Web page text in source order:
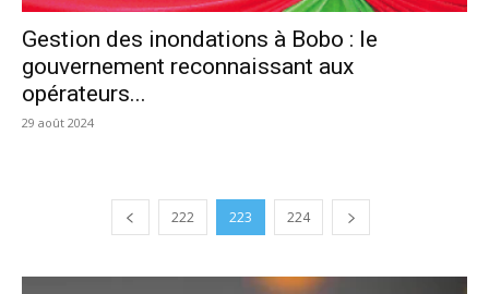
Gestion des inondations à Bobo : le
gouvernement reconnaissant aux
opérateurs...
29 août 2024
222 223 224